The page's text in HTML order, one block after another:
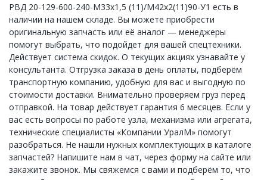
РВД 20-129-600-240-М33х1,5 (11)/М42х2(11)90-У1 есть в
наличии на нашем складе. Вы можете приобрести
оригинальную запчасть или её аналог — менеджеры
помогут выбрать, что подойдет для вашей спецтехники.
Действует система скидок. О текущих акциях узнавайте у
консультанта. Отгрузка заказа в день оплаты, подберём
транспортную компанию, удобную для вас и выгодную по
стоимости доставки. Внимательно проверяем груз перед
отправкой. На товар действует гарантия 6 месяцев. Если у
вас есть вопросы по работе узла, механизма или агрегата,
технические специалисты «Компании УралМ» помогут
разобраться. Не нашли нужных комплектующих в каталоге
запчастей? Напишите нам в чат, через форму на сайте или
закажите звонок. Мы свяжемся с вами и подберём то, что